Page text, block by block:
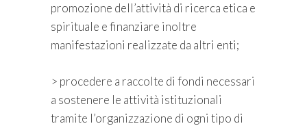
promozione dell’attività di ricerca etica e
spirituale e finanziare inoltre
manifestazioni realizzate da altri enti;
> procedere a raccolte di fondi necessari
a sostenere le attività istituzionali
tramite l’organizzazione di ogni tipo di